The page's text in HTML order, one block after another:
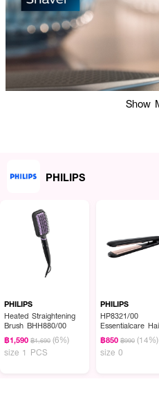
ผลลัพธ์ที่ได้ :
แห้งและเปียก ช่วยให้คุณโกนได้ทั้งแบบเปี
โกน 5D Pivot & Flex ระบบใบมีด
• โกนหนวดได้สะดวกสบาย สามารถโกนต
สะดวกสบาย โกนได้เรียบเนียนและสม่ำเสมอ
Show
PHILIPS
PHILIPS
Heated Straightening
Brush BHH880/00
฿1,590 ฿1,690 (6%)
size 1 PCS
PHILIPS
HP8321/00
Essentialcare
Styler
฿850 ฿990 (14%)
size 0